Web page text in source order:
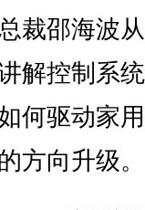
裁邵海波
解控制系
何驱动家
方向升级